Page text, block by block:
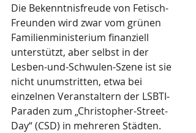
Die Bekenntnisfreude von Fetisch-
Freunden wird zwar vom grünen
Familienministerium finanziell
unterstützt, aber selbst in der
Lesben-und-Schwulen-Szene ist sie
nicht unumstritten, etwa bei
einzelnen Veranstaltern der LSBTI-
Paraden zum „Christopher-Street-
Day“ (CSD) in mehreren Städten.